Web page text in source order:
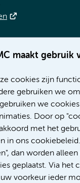
maakt gebruik
cookies zijn
gebruiken we
we
Door op
met het
in ons
dan worden
geplaatst. Via het
voorkeur ieder
UMC
AMC
VUmc